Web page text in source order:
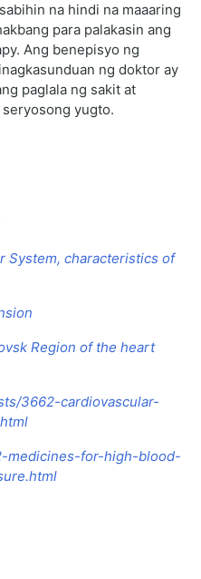
na hindi na maaaring
para palakasin ang
Ang benepisyo ng
ng doktor ay
paglala ng sakit at
yugto.
System, characteristics of
Region of the heart
3662-cardiovascular-
medicines-for-high-blood-